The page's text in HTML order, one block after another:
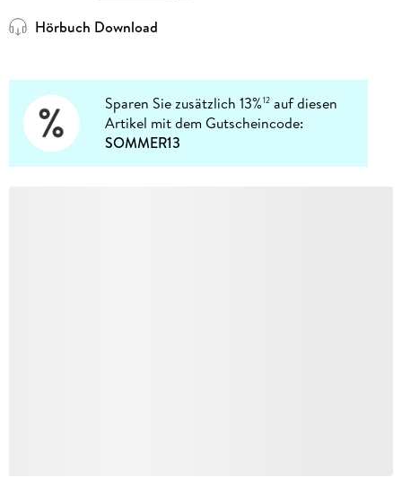
Hörbuch Download
Sparen Sie zusätzlich 13%12 auf diesen
Artikel mit dem Gutscheincode:
SOMMER13